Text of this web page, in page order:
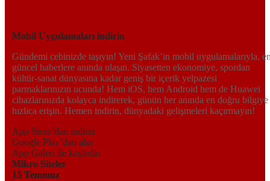
Mobil Uygulamaları indirin
Gündemi cebinizde taşıyın! Yeni Şafak’ın mobil uygulamalarıyla,
güncel haberlere anında ulaşın. Siyasetten ekonomiye, spordan
kültür-sanat dünyasına kadar geniş bir içerik yelpazesi
parmaklarınızın ucunda! Hem iOS, hem Android hem de Huawei
cihazlarınızda kolayca indirerek, günün her anında en doğru bilgiye
hızlıca erişin. Hemen indirin, dünyadaki gelişmeleri kaçırmayın!
App Store’dan indirin
Google Play’dan alın
App Galeri ile keşfedin
Mikro Siteler
15 Temmuz